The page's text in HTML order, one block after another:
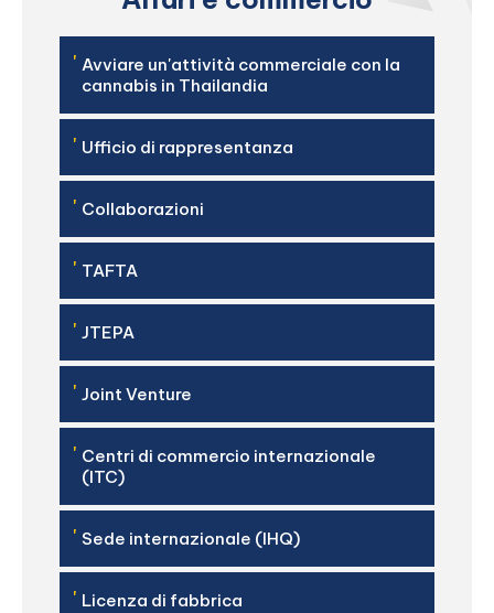
' Avviare un'attività commerciale con la
cannabis in Thailandia
' Ufficio di rappresentanza
' Collaborazioni
' TAFTA
' JTEPA
' Joint Venture
' Centri di commercio internazionale
(ITC)
' Sede internazionale (IHQ)
' Licenza di fabbrica